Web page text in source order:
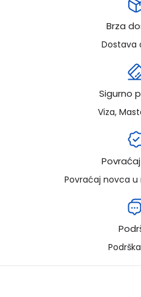
Brza
Dostava
Sigurno
Viza,
Povraćaj novca u